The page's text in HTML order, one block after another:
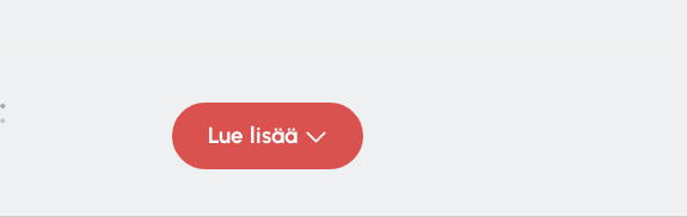
Lue lisää